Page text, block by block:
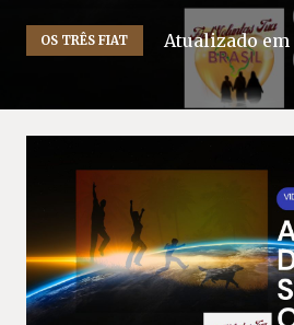
OS TRÊS FIAT Atualizado em